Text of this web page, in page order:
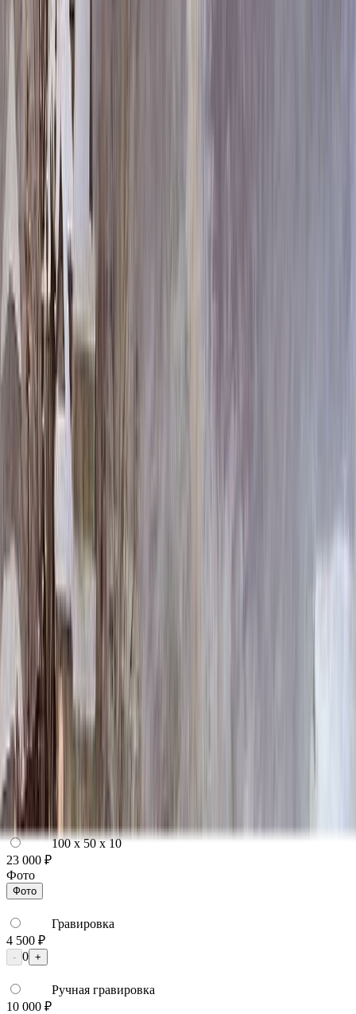
Выбор атрибутов
Материалы
Материалы
Размеры стелы и тумбы вертикальные
Размеры стелы и тумбы вертикальные
80x40x5 12x50x15
36 300 ₽
100x50x5 12x60x15
51 108 ₽
80x40x8 15x50x20
55 956 ₽
80x40x10 15x50x20
64 020 ₽
120x60x5 12x70x15
100x50x8 15x60x20
79 080 ₽
100x50x10 15x60x20
91 680 ₽
104 280 ₽
120x60x8 15x70x20
106 236 ₽
120x60x10 15x70x20
124 380 ₽
140x70x8 15x80x20
140x70x12 20x80x20
196 896 ₽
160x80x10 15x90x20
204 900 ₽
160x80x12 20x90x20
248 496 ₽
Выбор цветника
Выбор цветника
Без цветника
7 875 ₽
18 000 ₽
100 x 50 x 10
23 000 ₽
Фото
Фото
Гравировка
4 500 ₽
- 0 +
Ручная гравировка
10 000 ₽